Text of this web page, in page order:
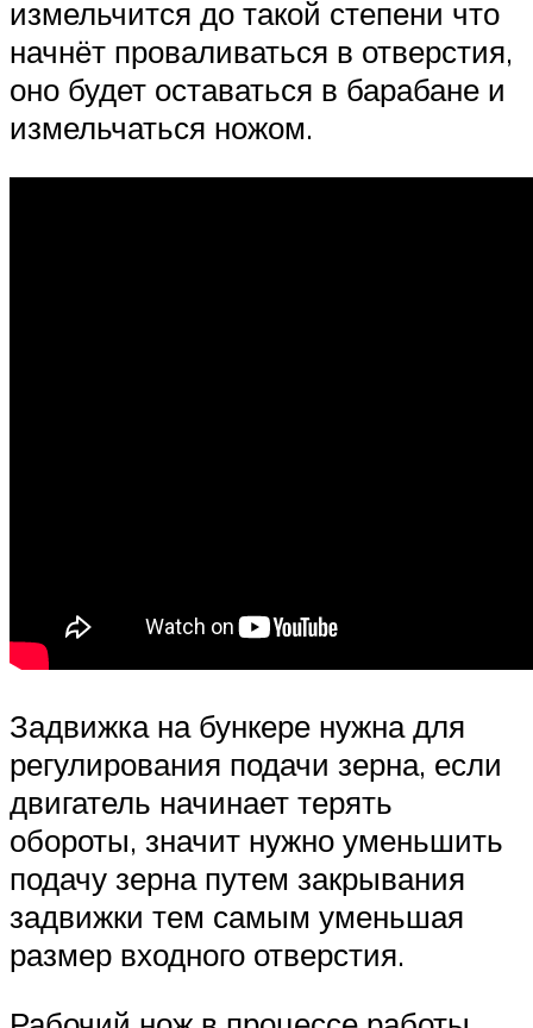
измельчится до такой степени что
начнёт проваливаться в отверстия,
оно будет оставаться в барабане и
измельчаться ножом.
Задвижка на бункере нужна для
регулирования подачи зерна, если
двигатель начинает терять
обороты, значит нужно уменьшить
подачу зерна путем закрывания
задвижки тем самым уменьшая
размер входного отверстия.